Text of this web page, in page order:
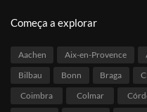
Começa a explorar
Aachen Aix-en-Provence
Bilbau
Bonn Braga
Coimbra
Colmar